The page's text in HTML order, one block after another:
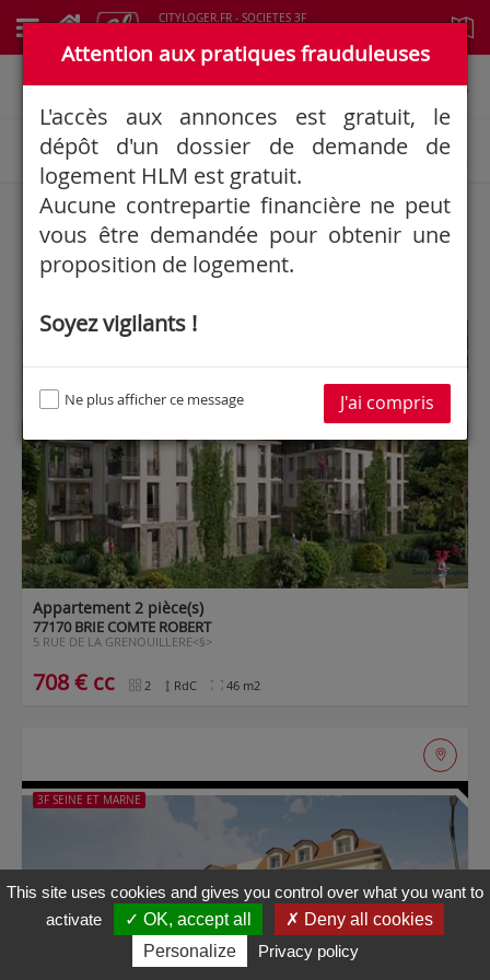
CITYLOGER.FR - SOCIETES 3F
Google
Maps is
disabled.
✓
Allow
Informations générales
Rechercher une annonce
63Résultat(s)
3F SEINE ET MARNE
Appartement 2 pièce(s)
77170 BRIE COMTE ROBERT
5 RUE DE LA GRENOUILLERE<§>
708 € cc 2 RdC 46 m2
3F SEINE ET MARNE
Attention aux pratiques frauduleuses
L'accès aux annonces est gratuit, le
dépôt d'un dossier de demande de
logement HLM est gratuit.
Aucune contrepartie financière ne peut
vous être demandée pour obtenir une
proposition de logement.
Soyez vigilants !
Ne plus afficher ce message J'ai compris
This site uses cookies and gives you control over what you want to
activate
✓ OK, accept all
✗ Deny all cookies
Personalize
Privacy policy